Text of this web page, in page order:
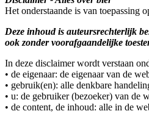
Het onderstaande is van toepassing
Deze inhoud is auteursrechterlijk
ook zonder voorafgaandelijke
In deze disclaimer wordt verstaan
• de eigenaar: de eigenaar van de
• gebruik(en): alle denkbare
• u: de gebruiker (bezoeker) van de
• de content, de inhoud: alle in de